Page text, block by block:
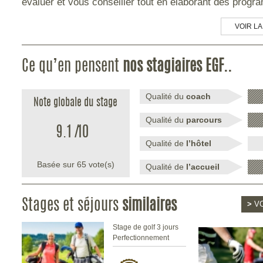
VOIR
Ce qu’en pensent nos stagiaires EGF..
Note globale du stage
9.1 /
10
Basée sur 65 vote(s)
Qualité ducoach
Qualité du parcours
Qualité de l’hôtel
Qualité de l’accueil
Stages et séjours similaires >
Stage de golf 3 jours
Perfectionnement